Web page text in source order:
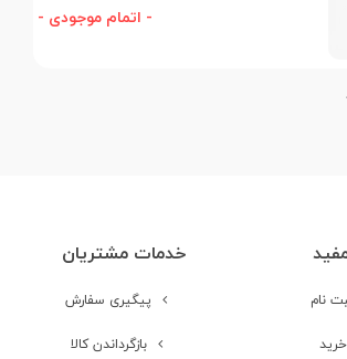
- اتمام موجودی -
نام
خدمات مشتریان
پیگیری سفارش
بازگرداندن کالا